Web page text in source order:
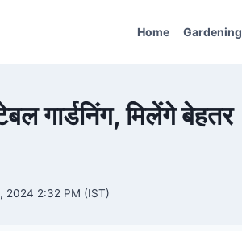
Home Gardening
मिलेंगे बेहतर
2024 2:32 PM (IST)